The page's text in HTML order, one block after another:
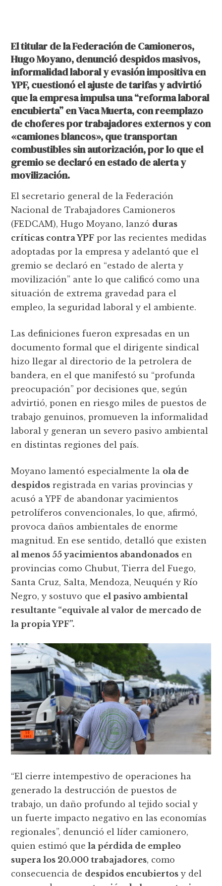
El titular de la Federación de Camioneros,
Hugo Moyano, denunció despidos masivos,
informalidad laboral y evasión impositiva en
YPF, cuestionó el ajuste de tarifas y advirtió
que la empresa impulsa una “reforma laboral
encubierta” en Vaca Muerta, con reemplazo
de choferes por trabajadores externos y con
«camiones blancos», que transportan
combustibles sin autorización, por lo que el
gremio se declaró en estado de alerta y
movilización.
El secretario general de la Federación
Nacional de Trabajadores Camioneros
(FEDCAM), Hugo Moyano, lanzó duras
críticas contra YPF por las recientes medidas
adoptadas por la empresa y adelantó que el
gremio se declaró en “estado de alerta y
movilización” ante lo que calificó como una
situación de extrema gravedad para el
empleo, la seguridad laboral y el ambiente.
Las definiciones fueron expresadas en un
documento formal que el dirigente sindical
hizo llegar al directorio de la petrolera de
bandera, en el que manifestó su “profunda
preocupación” por decisiones que, según
advirtió, ponen en riesgo miles de puestos de
trabajo genuinos, promueven la informalidad
laboral y generan un severo pasivo ambiental
en distintas regiones del país.
Moyano lamentó especialmente la ola de
despidos registrada en varias provincias y
acusó a YPF de abandonar yacimientos
petrolíferos convencionales, lo que, afirmó,
provoca daños ambientales de enorme
magnitud. En ese sentido, detalló que existen
al menos 55 yacimientos abandonados en
provincias como Chubut, Tierra del Fuego,
Santa Cruz, Salta, Mendoza, Neuquén y Río
Negro, y sostuvo que el pasivo ambiental
resultante “equivale al valor de mercado de
la propia YPF”.
“El cierre intempestivo de operaciones ha
generado la destrucción de puestos de
trabajo, un daño profundo al tejido social y
un fuerte impacto negativo en las economías
regionales”, denunció el líder camionero,
quien estimó que la pérdida de empleo
supera los 20.000 trabajadores, como
consecuencia de despidos encubiertos y del